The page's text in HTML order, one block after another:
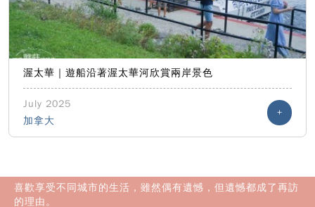
渥太華｜遊船沿著渥太華河欣賞兩岸景色
July 2025
加拿大
+
喜歡享受不同城市的生活，雖然偶有遺憾，但遺憾都成了再訪
的理由。